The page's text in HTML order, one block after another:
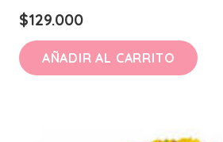
$129.000
AÑADIR AL CARRITO